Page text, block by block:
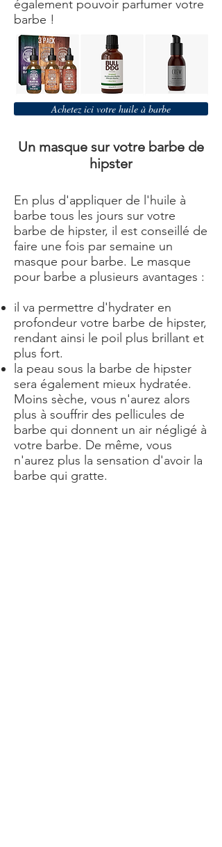
également pouvoir parfumer votre
barbe !
Achetez ici votre huile à barbe
Un masque sur votre barbe de
hipster
En plus d'appliquer de l'huile à
barbe tous les jours sur votre
barbe de hipster, il est conseillé de
faire une fois par semaine un
masque pour barbe. Le masque
pour barbe a plusieurs avantages :
il va permettre d'hydrater en
profondeur votre barbe de hipster,
rendant ainsi le poil plus brillant et
plus fort.
la peau sous la barbe de hipster
sera également mieux hydratée.
Moins sèche, vous n'aurez alors
plus à souffrir des pellicules de
barbe qui donnent un air négligé à
votre barbe. De même, vous
n'aurez plus la sensation d'avoir la
barbe qui gratte.